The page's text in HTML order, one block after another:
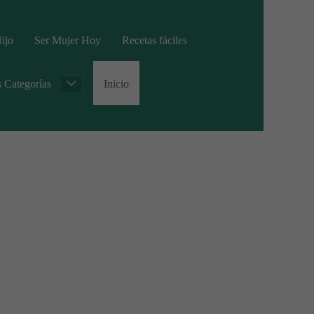
Ser Mujer Hoy Recetas fáciles
Categorías Inicio